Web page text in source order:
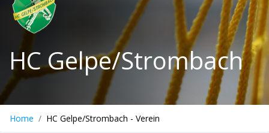
HC Gelpe/Strombach
Home HC Gelpe/Strombach - Verein